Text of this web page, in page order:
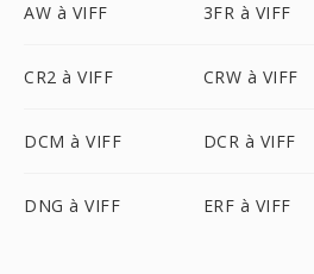
AW à VIFF 3FR à VIFF
CR2 à VIFF CRW à VIFF
DCM à VIFF DCR à VIFF
DNG à VIFF ERF à VIFF